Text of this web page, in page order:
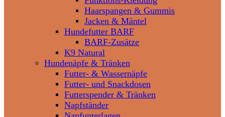
Haarspangen & Gummis
Jacken & Mäntel
Hundefutter BARF
BARF-Zusätze
K9 Natural
Hundenäpfe & Tränken
Futter- & Wassernäpfe
Futter- und Snackdosen
Futterspender & Tränken
Napfständer